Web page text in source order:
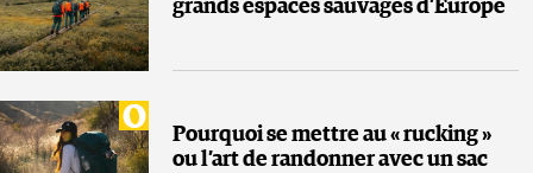
grands espaces sauvages d’Europe
Pourquoi se mettre au « rucking »
ou l’art de randonner avec un sac